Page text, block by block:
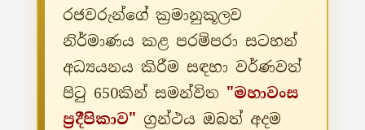
රජවරුන්ගේ ක්‍රමානුකූලව
නිර්මාණය කළ පරම්පරා සටහන්
අධ්‍යයනය කිරීම සඳහා වර්ණවත්
පිටු 650කින් සමන්විත "මහාවංස
ප්‍රදීපිකාව" ග්‍රන්ථය ඔබත් අදම